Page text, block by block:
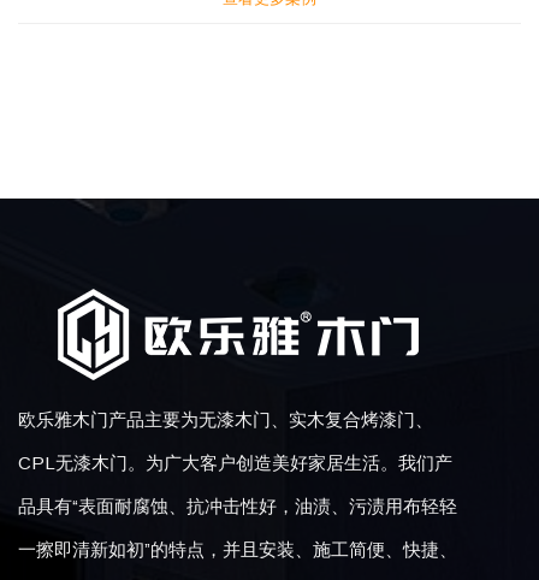
欧乐雅木门产品主要为无漆木门、实木复合烤漆门、
CPL无漆木门。为广大客户创造美好家居生活。我们产
品具有“表面耐腐蚀、抗冲击性好，油渍、污渍用布轻轻
一擦即清新如初”的特点，并且安装、施工简便、快捷、